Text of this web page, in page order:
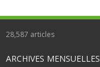
28,587 articles
ARCHIVES MENSUELLES